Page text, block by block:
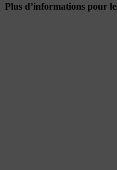
Plus d’informations pour